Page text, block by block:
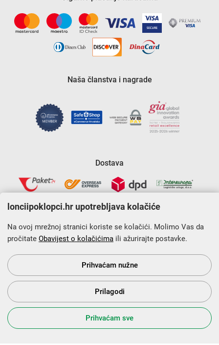
Naša članstva i nagrade
Dostava
Krajnji primatelj financijskog instrumenta sufinanciranog iz
Europskog fonda za regionalni razvoj u sklopu Operativnog
programa „Konkurentnost i kohezija”.
s Vama od 2014. godine!
lonciipoklopci.hr upotrebljava kolačiće
Na ovoj mrežnoj stranici koriste se kolačići. Molimo Vas da
pročitate Obavijest o kolačićima ili ažurirajte postavke.
Prihvaćam nužne
Prilagodi
Prihvaćam sve